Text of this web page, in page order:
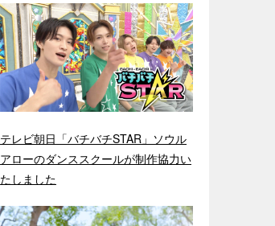
テレビ朝日「バチバチSTAR」ソウル
アローのダンススクールが制作協力い
たしました